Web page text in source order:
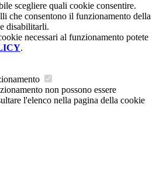
scegliere quali cookie consentire.
che consentono il funzionamento della
disabilitarli.
necessari al funzionamento potete
.
non possono essere
l'elenco nella pagina della cookie